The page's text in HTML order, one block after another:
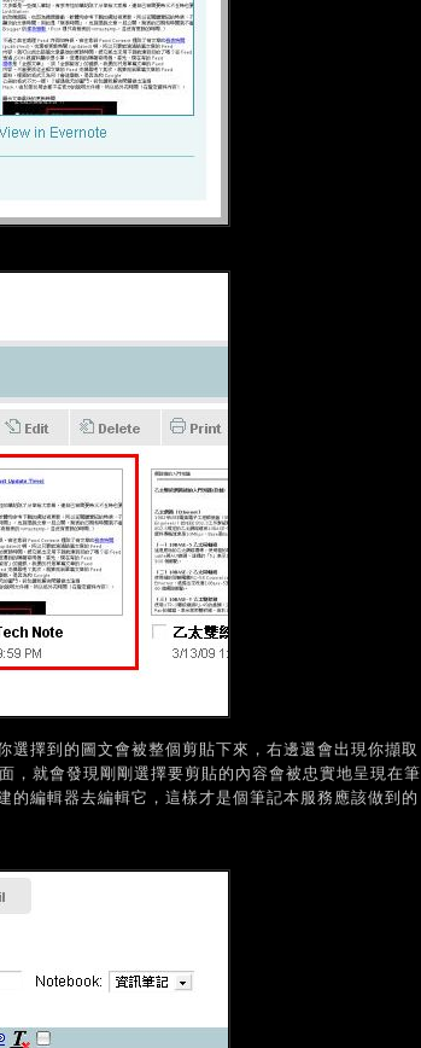
擇到的圖文會被整個剪貼下來，右邊還會出現你擷取
就會發現剛剛選擇要剪貼的內容會被忠實地呈現在筆
編輯器去編輯它，這樣才是個筆記本服務應該做到的